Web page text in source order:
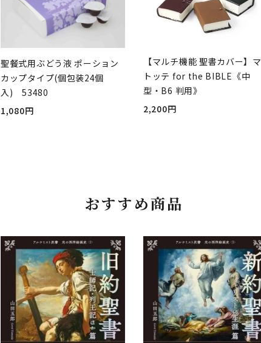
聖餐式用ぶどう液 ポーション
カップタイプ(個包装24個
入) 53480
1,080円
【マルチ機能 聖書カバー】マ
トッテ for the BIBLE《中
型・B6 判用》
2,200円
おすすめ商品